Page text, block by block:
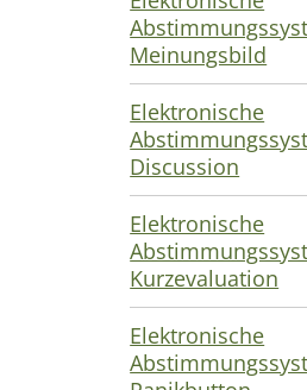
Meinungsbild
Elektronische
Discussion
Elektronische
Kurzevaluation
Elektronische